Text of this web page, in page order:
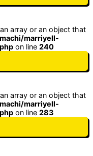
array or an object that
marriyell-
on line 240
array or an object that
marriyell-
on line 283